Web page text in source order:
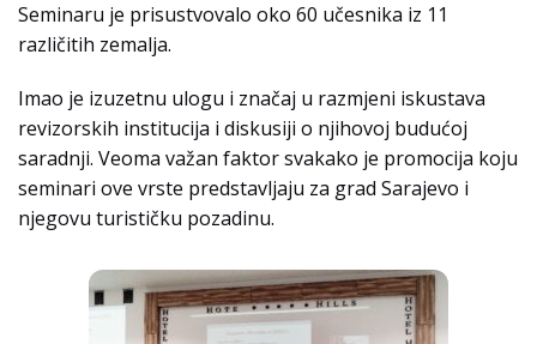
Seminaru je prisustvovalo oko 60 učesnika iz 11
različitih zemalja.
Imao je izuzetnu ulogu i značaj u razmjeni iskustava
revizorskih institucija i diskusiji o njihovoj budućoj
saradnji. Veoma važan faktor svakako je promocija koju
seminari ove vrste predstavljaju za grad Sarajevo i
njegovu turističku pozadinu.